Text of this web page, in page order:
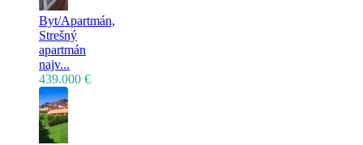
Byt/Apartmán,
Strešný
apartmán
najv...
439.000 €